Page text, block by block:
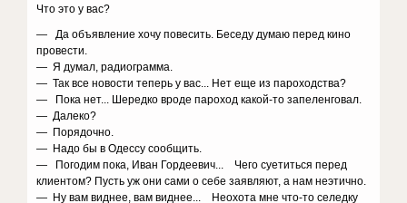
Что это у вас?
— Да объявление хочу повесить. Беседу думаю перед кино
провести.
— Я думал, радиограмма.
— Так все новости теперь у вас... Нет еще из пароходства?
— Пока нет... Шередко вроде пароход какой-то запеленговал.
— Далеко?
— Порядочно.
— Надо бы в Одессу сообщить.
— Погодим пока, Иван Гордеевич... Чего суетиться перед
клиентом? Пусть уж они сами о себе заявляют, а нам неэтично.
— Ну вам виднее, вам виднее... Неохота мне что-то селедку